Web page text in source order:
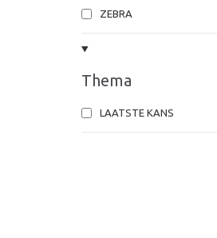
ZEBRA
Thema
LAATSTE KANS